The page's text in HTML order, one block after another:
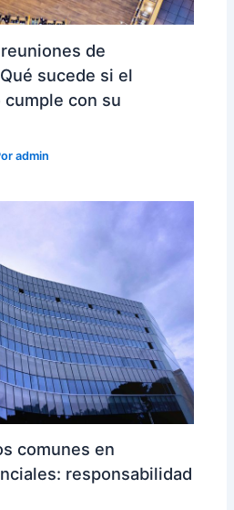
de
sucede si el
con su
admin
comunes en
responsabilidad